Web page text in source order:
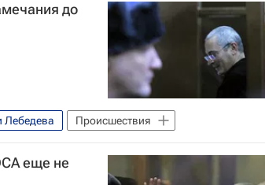
до
Лебедева Происшествия
еще не